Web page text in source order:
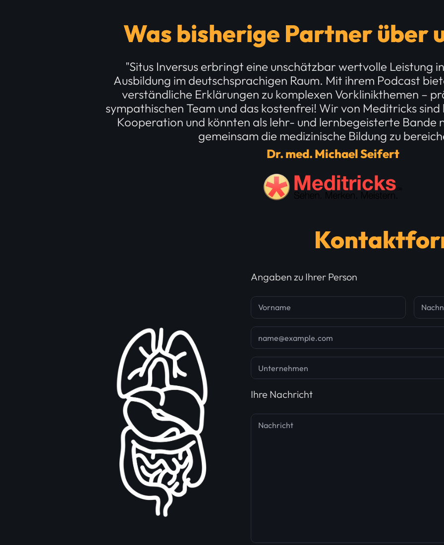
Was bisherige Partner über
"Situs Inversus erbringt eine unschätzbar wertvolle Leistung
Ausbildung im deutschsprachigen Raum. Mit ihrem Podcast
verständliche Erklärungen zu komplexen Vorklinikthemen –
sympathischen Team und das kostenfrei! Wir von Meditricks
Kooperation und könnten als lehr- und lernbegeisterte Bande
gemeinsam die medizinische Bildung zu
Dr. med. Michael Seifert
Angaben zu Ihrer Person
Ihre Nachricht